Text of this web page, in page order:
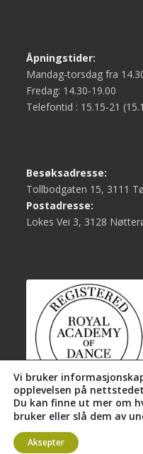
Åpningstider:
Mandag-torsdag fra
Fredag: 14.30-19.00
Telefontid : 15.15-21
Besøksadresse:
Tollbodgaten 15, 3111
Postadresse:
Lokes Vei 3, 3128
Vi bruker
opplevelsen på
Du kan finne ut mer om
bruker eller slå dem av
Aksepter